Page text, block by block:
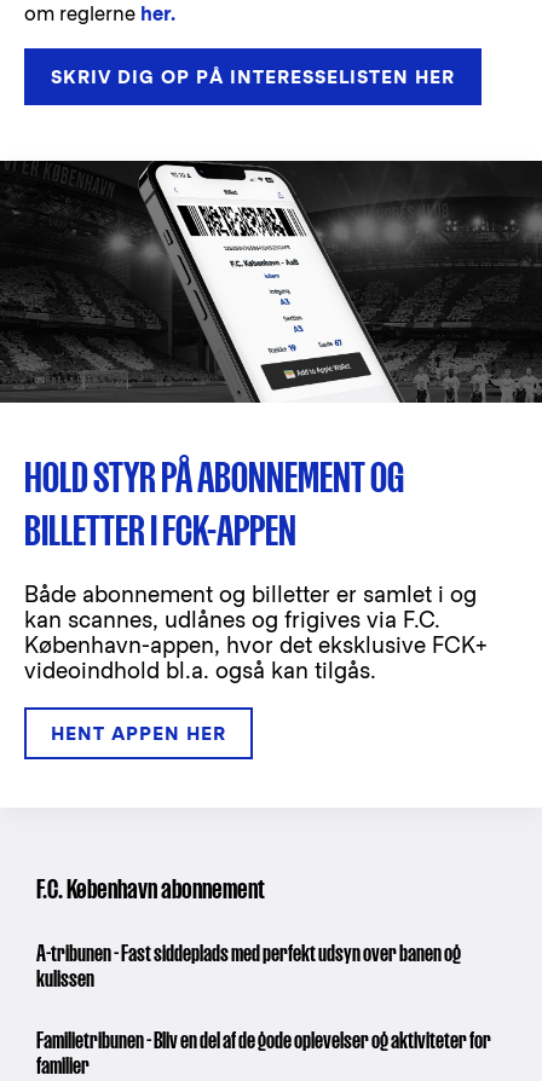
om reglerne her.
SKRIV DIG OP PÅ INTERESSELISTEN HER
HOLD STYR PÅ ABONNEMENT OG
BILLETTER I FCK-APPEN
Både abonnement og billetter er samlet i og
kan scannes, udlånes og frigives via F.C.
København-appen, hvor det eksklusive FCK+
videoindhold bl.a. også kan tilgås.
HENT APPEN HER
F.C. København abonnement
A-tribunen - Fast siddeplads med perfekt udsyn over banen og
kulissen
Familietribunen - Bliv en del af de gode oplevelser og aktiviteter for
familier